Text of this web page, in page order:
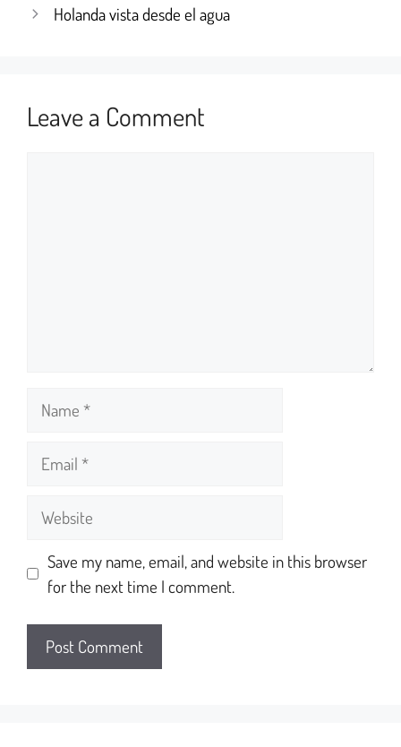
Holanda vista desde el agua
Leave a Comment
Save my name, email, and website in this browser
for the next time I comment.